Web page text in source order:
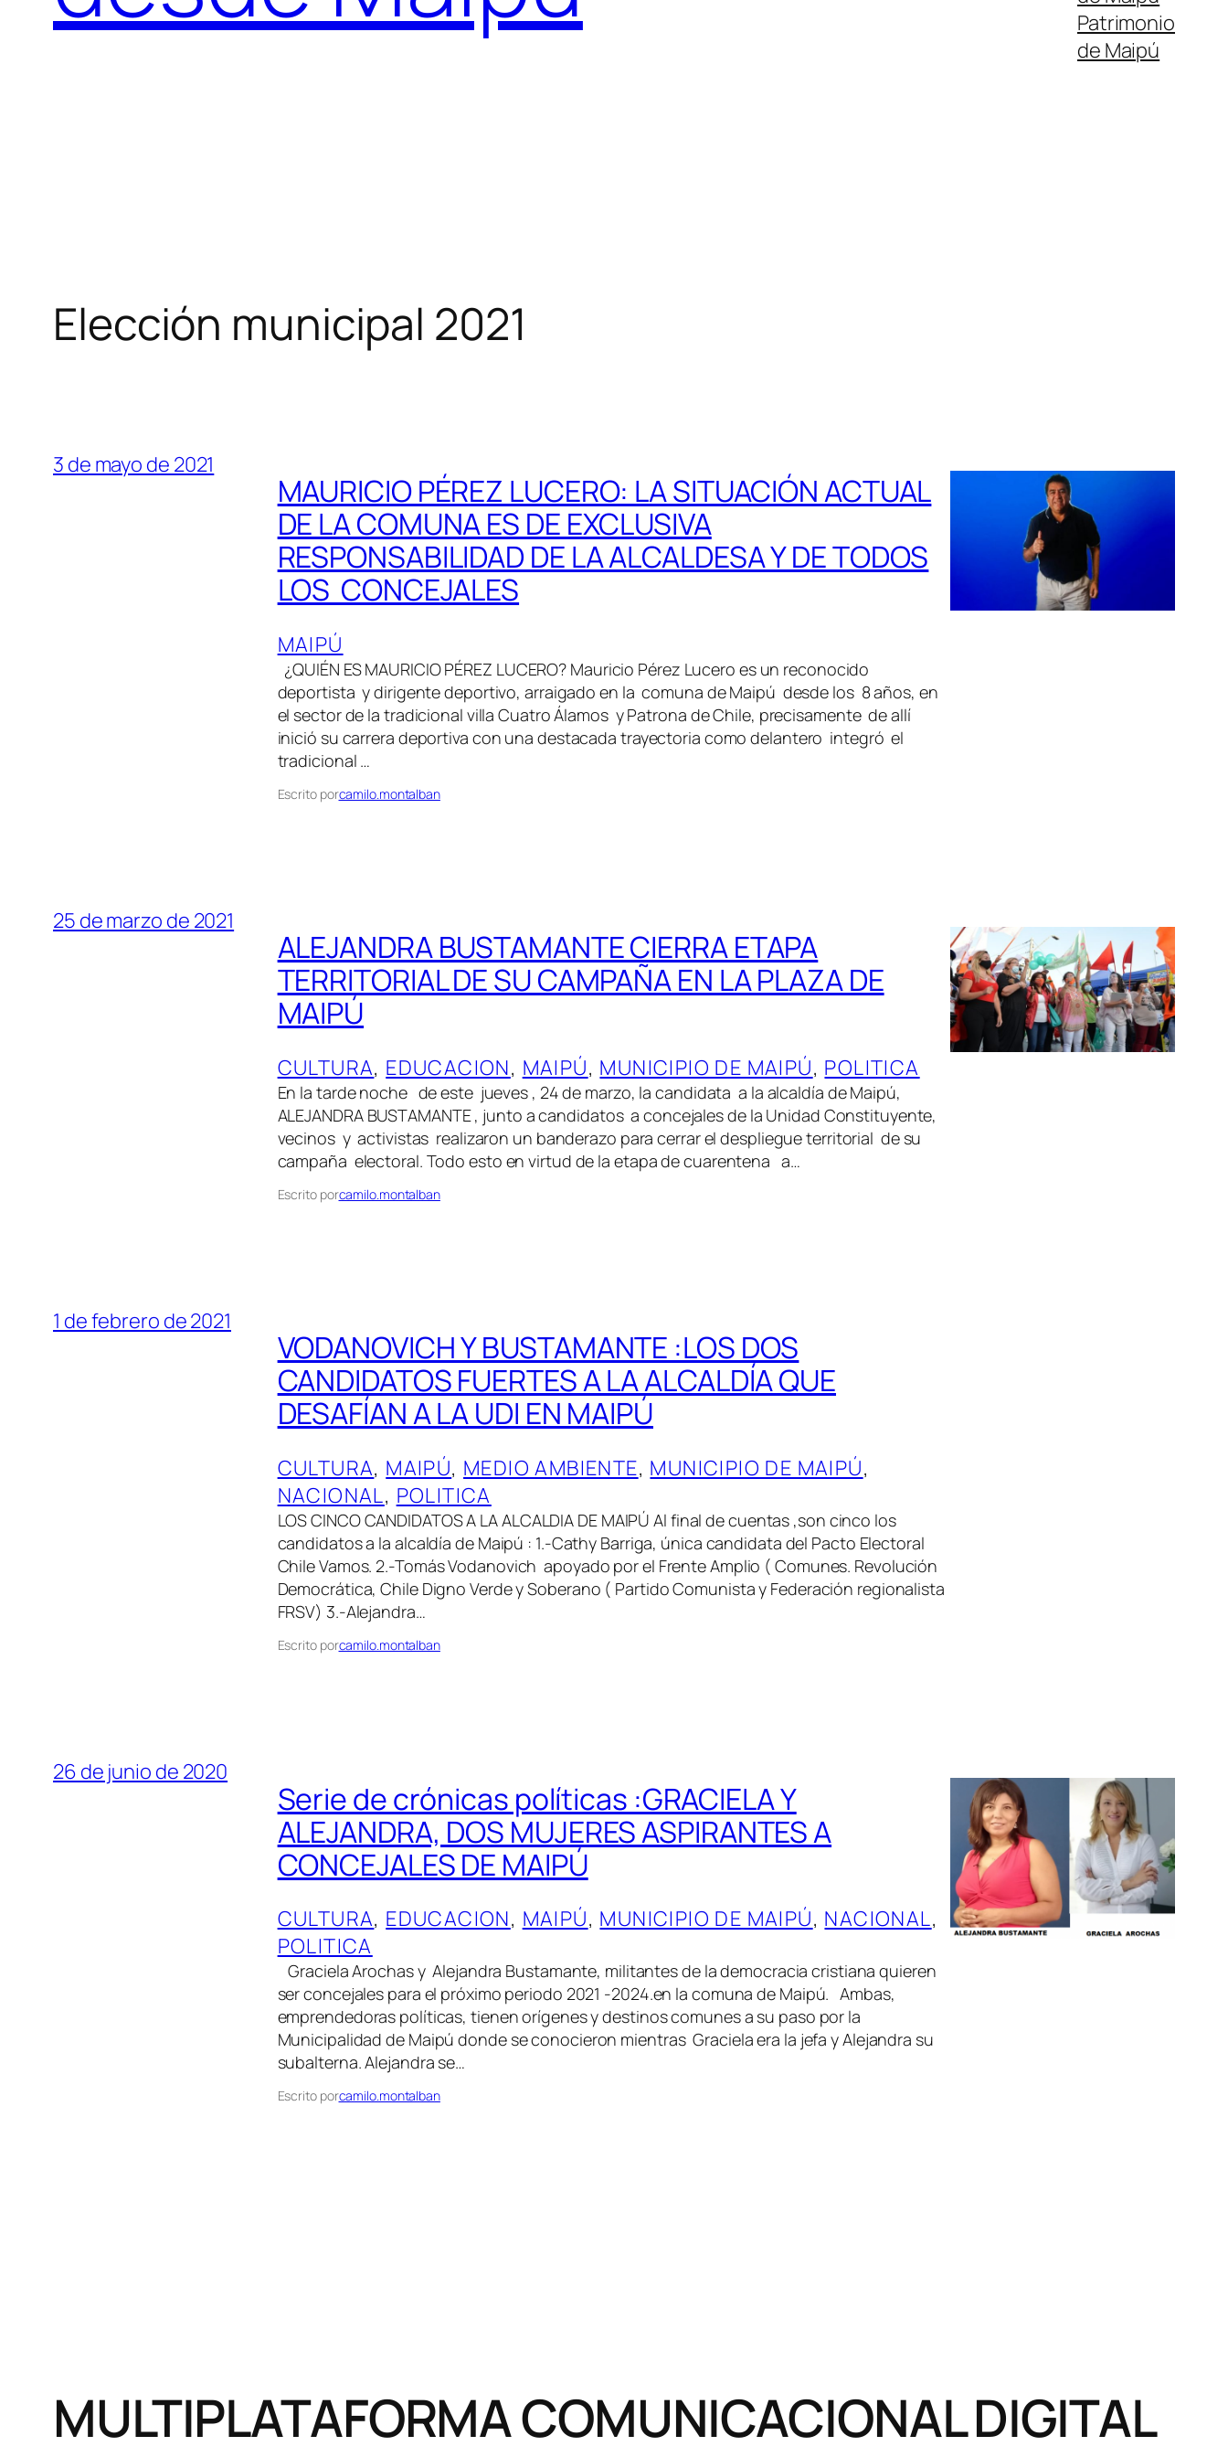
Patrimonio
de Maipú
Elección municipal 2021
3 de mayo de 2021
MAURICIO PÉREZ LUCERO: LA SITUACIÓN ACTUAL
DE LA COMUNA ES DE EXCLUSIVA
RESPONSABILIDAD DE LA ALCALDESA Y DE TODOS
LOS CONCEJALES
MAIPÚ
¿QUIÉN ES MAURICIO PÉREZ LUCERO? Mauricio Pérez Lucero es un reconocido
deportista y dirigente deportivo, arraigado en la comuna de Maipú desde los 8 años, en
el sector de la tradicional villa Cuatro Álamos y Patrona de Chile, precisamente de allí
inició su carrera deportiva con una destacada trayectoria como delantero integró el
tradicional …
Escrito porcamilo.montalban
25 de marzo de 2021
ALEJANDRA BUSTAMANTE CIERRA ETAPA
TERRITORIAL DE SU CAMPAÑA EN LA PLAZA DE
MAIPÚ
CULTURA, EDUCACION, MAIPÚ, MUNICIPIO DE MAIPÚ, POLITICA
En la tarde noche de este jueves , 24 de marzo, la candidata a la alcaldía de Maipú,
ALEJANDRA BUSTAMANTE , junto a candidatos a concejales de la Unidad Constituyente,
vecinos y activistas realizaron un banderazo para cerrar el despliegue territorial de su
campaña electoral. Todo esto en virtud de la etapa de cuarentena a…
Escrito porcamilo.montalban
1 de febrero de 2021
VODANOVICH Y BUSTAMANTE :LOS DOS
CANDIDATOS FUERTES A LA ALCALDÍA QUE
DESAFÍAN A LA UDI EN MAIPÚ
CULTURA, MAIPÚ, MEDIO AMBIENTE, MUNICIPIO DE MAIPÚ
NACIONAL, POLITICA
LOS CINCO CANDIDATOS A LA ALCALDIA DE MAIPÚ Al final de cuentas ,son cinco los
candidatos a la alcaldía de Maipú : 1.-Cathy Barriga, única candidata del Pacto Electoral
Chile Vamos. 2.-Tomás Vodanovich apoyado por el Frente Amplio ( Comunes. Revolución
Democrática, Chile Digno Verde y Soberano ( Partido Comunista y Federación regionalista
FRSV) 3.-Alejandra…
Escrito porcamilo.montalban
26 de junio de 2020
Serie de crónicas políticas :GRACIELA Y
ALEJANDRA, DOS MUJERES ASPIRANTES A
CONCEJALES DE MAIPÚ
CULTURA, EDUCACION, MAIPÚ, MUNICIPIO DE MAIPÚ, NACIONAL
POLITICA
Graciela Arochas y Alejandra Bustamante, militantes de la democracia cristiana quieren
ser concejales para el próximo periodo 2021 -2024.en la comuna de Maipú. Ambas,
emprendedoras políticas, tienen orígenes y destinos comunes a su paso por la
Municipalidad de Maipú donde se conocieron mientras Graciela era la jefa y Alejandra su
subalterna. Alejandra se…
Escrito porcamilo.montalban
MULTIPLATAFORMA COMUNICACIONAL DIGITAL